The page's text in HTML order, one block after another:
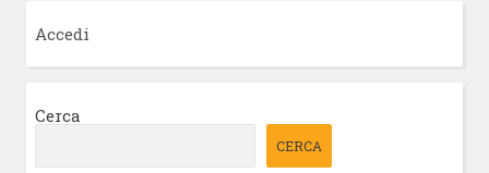
Accedi
Cerca
CERCA